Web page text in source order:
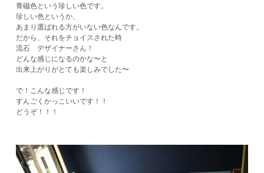
青磁色という珍しい色です。
珍しい色というか、
あまり選ばれる方がいない色なんです。
だから、それをチョイスされた時
流石 デザイナーさん！
どんな感じになるのかな〜と
出来上がりがとても楽しみでした〜
で！こんな感じです！
​すんごくかっこいいです！！
どうぞ！！！